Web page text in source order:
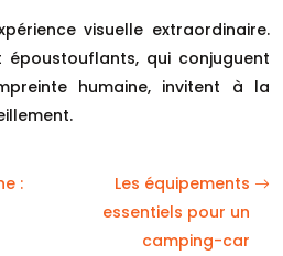
visuelle extraordinaire.
époustouflants, qui conjuguent
humaine, invitent à la
:
Les équipements
essentiels pour un
camping-car